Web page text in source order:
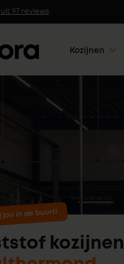
uit 97 reviews
Kozijnen
jou in de buurt!
kozijnen